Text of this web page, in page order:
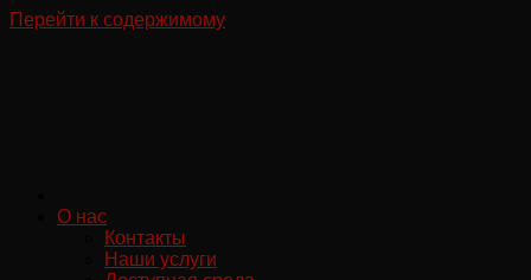
Перейти к содержимому
О нас
Контакты
Наши услуги